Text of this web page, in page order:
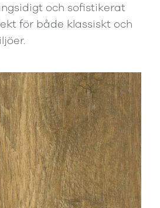
och sofistikerat
för både klassiskt och